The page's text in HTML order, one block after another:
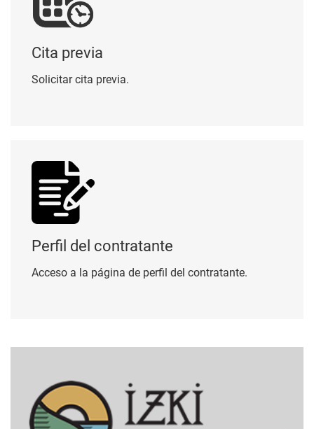
Cita previa
Solicitar cita previa.
Perfil del contratante
Acceso a la página de perfil del contratante.